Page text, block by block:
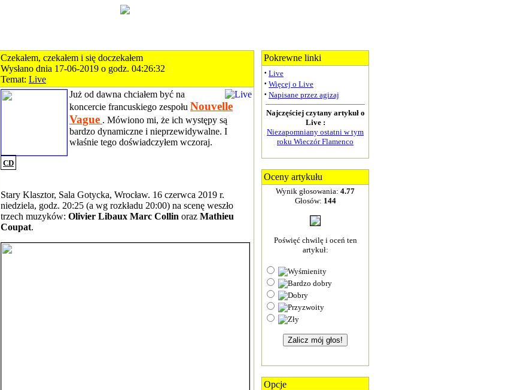
Czekałem, czekałem i się doczekałem
Wysłano dnia 17-06-2019 o godz. 04:26:32
Temat: Live
Już od dawna chciałem być na
koncercie francuskiego zespołu Nouvelle
Vague . Mówiono mi, że ich występy są
bardzo dynamiczne i nieprzewidywalne. I
właśnie tego doświadczyłem wczoraj.
CD
Stary Klasztor, Sala Gotycka, Wrocław. 16 czerwca 2019 r.
niedziela, godz. 20:25 (a wg rozkładu 20:00) na scenę weszło
trzech muzyków: Olivier Libaux Marc Collin oraz Mathieu
Coupat.
Pokrewne linki
· Live
· Więcej o Live
· Napisane przez agizaj
Najczęściej czytany artykuł o
Live :
Niezapomniany ostatni w tym
roku Wieczór Flamenco
Oceny artykułu
Wynik głosowania: 4.77
Głosów: 144
Poświęć chwilę i oceń ten
artykuł:
Opcje